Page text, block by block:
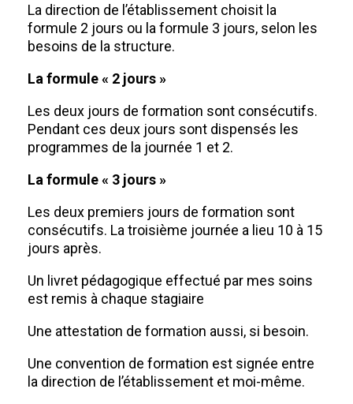
La direction de l’établissement choisit la
formule 2 jours ou la formule 3 jours, selon les
besoins de la structure.
La formule « 2 jours »
Les deux jours de formation sont consécutifs.
Pendant ces deux jours sont dispensés les
programmes de la journée 1 et 2.
La formule « 3 jours »
Les deux premiers jours de formation sont
consécutifs. La troisième journée a lieu 10 à 15
jours après.
Un livret pédagogique effectué par mes soins
est remis à chaque stagiaire
Une attestation de formation aussi, si besoin.
Une convention de formation est signée entre
la direction de l’établissement et moi-même.